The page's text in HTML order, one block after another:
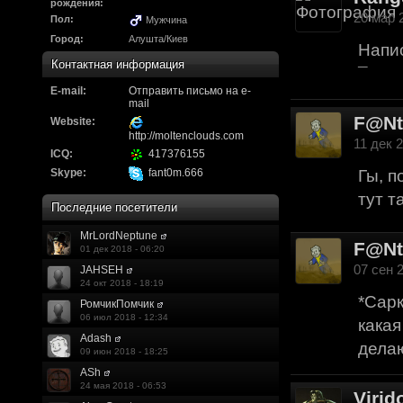
другие
https://discord.gg/
F@Nt0M : А попробуем-ка мы
до анонса...https://
Kadzicy : а ещо можна крч
трехмерны)
локации ну типа
показывать эту
поиграть очень
F@Nt0M
Ок. Если мы
обязательно
рождения:
Пол:
Мужчина
Город:
Алушта/Киев
Контактная информация
E-mail:
Отправить письмо на e-
mail
Website:
http://moltenclouds.com
ICQ:
417376155
Skype:
fant0m.666
Последние посетители
MrLordNeptune
01 дек 2018 - 06:20
JAHSEH
24 окт 2018 - 18:19
РомчикПомчик
06 июл 2018 - 12:34
Adash
09 июн 2018 - 18:25
ASh
24 мая 2018 - 06:53
20 мар
¯
11 дек
Гы,
тут
07 сен